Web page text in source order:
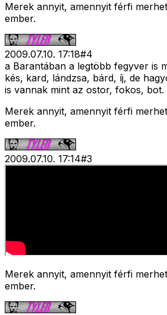
Merek annyit, amennyit férfi
ember.
2009.07.10. 17:18#4
a Barantában a legtöbb fegyver is
kés, kard, lándzsa, bárd, íj, de
is vannak mint az ostor, fokos, bot.
Merek annyit, amennyit férfi
ember.
2009.07.10. 17:14#3
Merek annyit, amennyit férfi
ember.